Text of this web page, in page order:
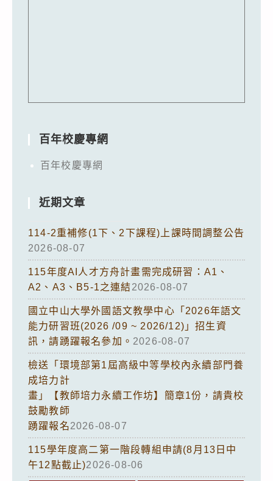
百年校慶專網
百年校慶專網
近期文章
114-2重補修(1下、2下課程)上課時間調整公告
2026-08-07
115年度AI人才方舟計畫需完成研習：A1、
A2、A3、B5-1之連結2026-08-07
國立中山大學外國語文教學中心「2026年語文
能力研習班(2026 /09 ~ 2026/12)」招生資
訊，請踴躍報名參加。 2026-08-07
檢送「環境部第1屆高級中等學校內永續部門養
成培力計
畫」【教師培力永續工作坊】簡章1份，請貴校
鼓勵教師
踴躍報名2026-08-07
115學年度高二第一階段轉組申請(8月13日中
午12點截止)2026-08-06